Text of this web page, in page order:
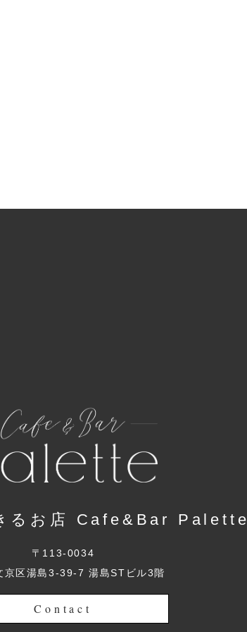
るお店 Cafe&Bar Palette
〒113-0034
京区湯島3-39-7 湯島STビル3階
Contact